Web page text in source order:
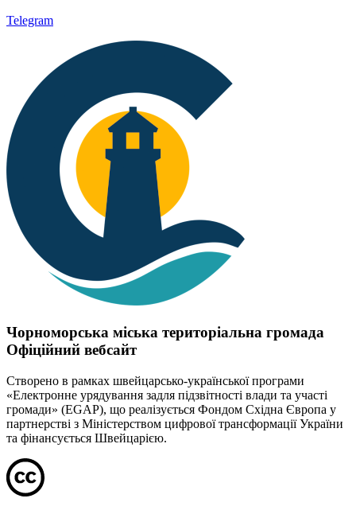
Telegram
Чорноморська міська територіальна громада
Офіційний вебсайт
Створено в рамках швейцарсько-української програми
«Електронне урядування задля підзвітності влади та участі
громади» (EGAP), що реалізується Фондом Східна Європа у
партнерстві з Міністерством цифрової трансформації України
та фінансується Швейцарією.